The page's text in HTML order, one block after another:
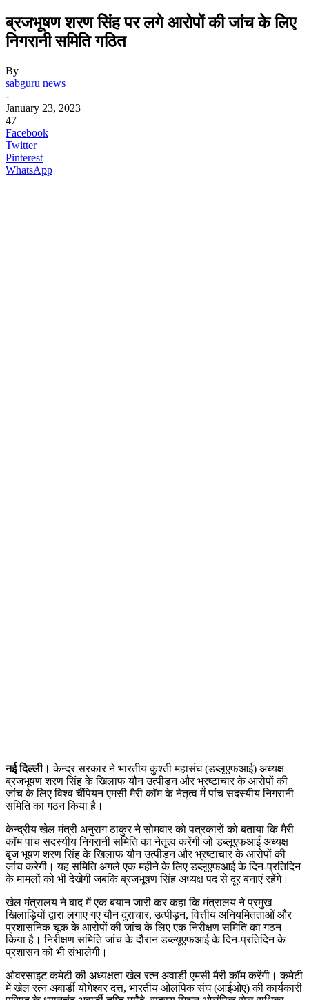
ब्रजभूषण शरण सिंह पर लगे आरोपों की जांच के लिए
निगरानी समिति गठित
By
sabguru news
-
January 23, 2023
47
Facebook
Twitter
Pinterest
WhatsApp
नई दिल्ली। केन्द्र सरकार ने भारतीय कुश्ती महासंघ (डब्लूएफआई) अध्यक्ष
ब्रजभूषण शरण सिंह के खिलाफ यौन उत्पीड़न और भ्रष्टाचार के आरोपों की
जांच के लिए विश्व चैंपियन एमसी मैरी काॅम के नेतृत्व में पांच सदस्यीय निगरानी
समिति का गठन किया है।
केन्द्रीय खेल मंत्री अनुराग ठाकुर ने सोमवार को पत्रकारों को बताया कि मैरी
काॅम पांच सदस्यीय निगरानी समिति का नेतृत्व करेंगी जो डब्लूएफआई अध्यक्ष
बृज भूषण शरण सिंह के खिलाफ यौन उत्पीड़न और भ्रष्टाचार के आरोपों की
जांच करेगी। यह समिति अगले एक महीने के लिए डब्लूएफआई के दिन-प्रतिदिन
के मामलों को भी देखेगी जबकि ब्रजभूषण सिंह अध्यक्ष पद से दूर बनाएं रहेंगे।
खेल मंत्रालय ने बाद में एक बयान जारी कर कहा कि मंत्रालय ने प्रमुख
खिलाड़ियों द्वारा लगाए गए यौन दुराचार, उत्पीड़न, वित्तीय अनियमितताओं और
प्रशासनिक चूक के आरोपों की जांच के लिए एक निरीक्षण समिति का गठन
किया है। निरीक्षण समिति जांच के दौरान डब्ल्यूएफआई के दिन-प्रतिदिन के
प्रशासन को भी संभालेगी।
ओवरसाइट कमेटी की अध्यक्षता खेल रत्न अवार्डी एमसी मैरी कॉम करेंगी। कमेटी
में खेल रत्न अवार्डी योगेश्वर दत्त, भारतीय ओलंपिक संघ (आईओए) की कार्यकारी